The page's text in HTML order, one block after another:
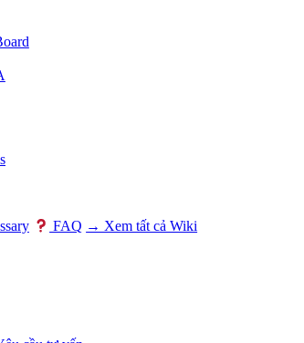
FAQ → Xem tất cả Wiki